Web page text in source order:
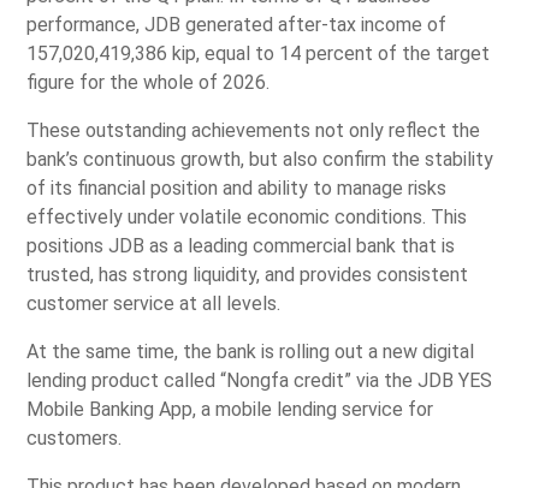
performance, JDB generated after-tax income of
157,020,419,386 kip, equal to 14 percent of the target
figure for the whole of 2026.
These outstanding achievements not only reflect the
bank’s continuous growth, but also confirm the stability
of its financial position and ability to manage risks
effectively under volatile economic conditions. This
positions JDB as a leading commercial bank that is
trusted, has strong liquidity, and provides consistent
customer service at all levels.
At the same time, the bank is rolling out a new digital
lending product called “Nongfa credit” via the JDB YES
Mobile Banking App, a mobile lending service for
customers.